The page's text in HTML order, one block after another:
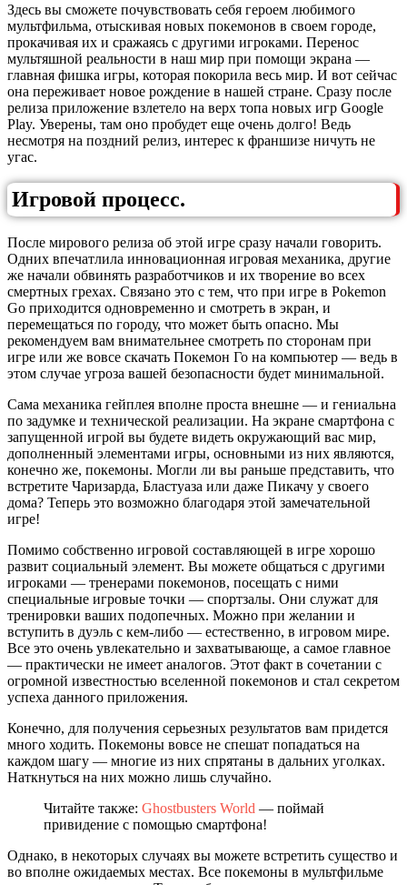
Здесь вы сможете почувствовать себя героем любимого
мультфильма, отыскивая новых покемонов в своем городе,
прокачивая их и сражаясь с другими игроками. Перенос
мультяшной реальности в наш мир при помощи экрана —
главная фишка игры, которая покорила весь мир. И вот сейчас
она переживает новое рождение в нашей стране. Сразу после
релиза приложение взлетело на верх топа новых игр Google
Play. Уверены, там оно пробудет еще очень долго! Ведь
несмотря на поздний релиз, интерес к франшизе ничуть не
угас.
Игровой процесс.
После мирового релиза об этой игре сразу начали говорить.
Одних впечатлила инновационная игровая механика, другие
же начали обвинять разработчиков и их творение во всех
смертных грехах. Связано это с тем, что при игре в Pokemon
Go приходится одновременно и смотреть в экран, и
перемещаться по городу, что может быть опасно. Мы
рекомендуем вам внимательнее смотреть по сторонам при
игре или же вовсе скачать Покемон Го на компьютер — ведь в
этом случае угроза вашей безопасности будет минимальной.
Сама механика гейплея вполне проста внешне — и гениальна
по задумке и технической реализации. На экране смартфона с
запущенной игрой вы будете видеть окружающий вас мир,
дополненный элементами игры, основными из них являются,
конечно же, покемоны. Могли ли вы раньше представить, что
встретите Чаризарда, Бластуаза или даже Пикачу у своего
дома? Теперь это возможно благодаря этой замечательной
игре!
Помимо собственно игровой составляющей в игре хорошо
развит социальный элемент. Вы можете общаться с другими
игроками — тренерами покемонов, посещать с ними
специальные игровые точки — спортзалы. Они служат для
тренировки ваших подопечных. Можно при желании и
вступить в дуэль с кем-либо — естественно, в игровом мире.
Все это очень увлекательно и захватывающе, а самое главное
— практически не имеет аналогов. Этот факт в сочетании с
огромной известностью вселенной покемонов и стал секретом
успеха данного приложения.
Конечно, для получения серьезных результатов вам придется
много ходить. Покемоны вовсе не спешат попадаться на
каждом шагу — многие из них спрятаны в дальних уголках.
Наткнуться на них можно лишь случайно.
Читайте также: Ghostbusters World — поймай
привидение с помощью смартфона!
Однако, в некоторых случаях вы можете встретить существо и
во вполне ожидаемых местах. Все покемоны в мультфильме